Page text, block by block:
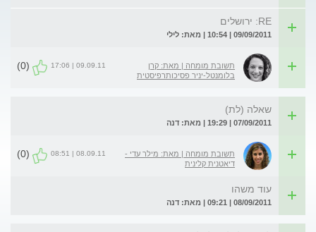
RE: ירושלים
09/09/2011 | 10:54 | מאת: לילי
תשובת מומחה | מאת: קרן
בלומנטל-יניר פסיכותרפיסטית
09.09.11 | 17:06
(0)
שאלה (לת)
07/09/2011 | 19:29 | מאת: דנה
תשובת מומחה | מאת: מילר עדי -
דיאטנית קלינית
08.09.11 | 08:51
(0)
עוד משהו
08/09/2011 | 09:21 | מאת: דנה